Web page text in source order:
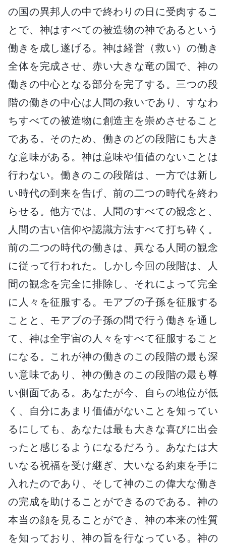
の国の異邦人の中で終わりの日に受肉するこ
とで、神はすべての被造物の神であるという
働きを成し遂げる。神は経営（救い）の働き
全体を完成させ、赤い大きな竜の国で、神の
働きの中心となる部分を完了する。三つの段
階の働きの中心は人間の救いであり、すなわ
ちすべての被造物に創造主を崇めさせること
である。そのため、働きのどの段階にも大き
な意味がある。神は意味や価値のないことは
行わない。働きのこの段階は、一方では新し
い時代の到来を告げ、前の二つの時代を終わ
らせる。他方では、人間のすべての観念と、
人間の古い信仰や認識方法すべて打ち砕く。
前の二つの時代の働きは、異なる人間の観念
に従って行われた。しかし今回の段階は、人
間の観念を完全に排除し、それによって完全
に人々を征服する。モアブの子孫を征服する
ことと、モアブの子孫の間で行う働きを通し
て、神は全宇宙の人々をすべて征服すること
になる。これが神の働きのこの段階の最も深
い意味であり、神の働きのこの段階の最も尊
い側面である。あなたが今、自らの地位が低
く、自分にあまり価値がないことを知ってい
るにしても、あなたは最も大きな喜びに出会
ったと感じるようになるだろう。あなたは大
いなる祝福を受け継ぎ、大いなる約束を手に
入れたのであり、そして神のこの偉大な働き
の完成を助けることができるのである。神の
本当の顔を見ることができ、神の本来の性質
を知っており、神の旨を行なっている。神の